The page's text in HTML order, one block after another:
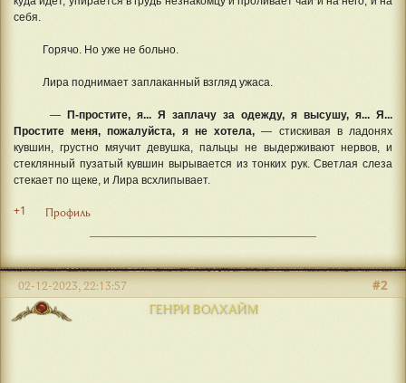
себя.
Горячо. Но уже не больно.
Лира поднимает заплаканный взгляд ужаса.
—П-простите, я... Я заплачу за одежду, я высушу, я... Я...
Простите меня, пожалуйста, я не хотела,— стискивая в ладонях
кувшин, грустно мяучит девушка, пальцы не выдерживают нервов, и
стеклянный пузатый кувшин вырывается из тонких рук. Светлая слеза
стекает по щеке, и Лира всхлипывает.
+1 Профиль
ГЕНРИ ВОЛХАЙМ
#2
02-12-2023, 22:13:57